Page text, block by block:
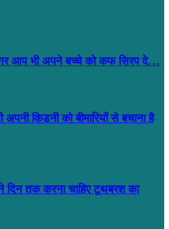
आप भी अपने बच्चे को कफ सिरप दे…
किडनी को बीमारियों से बचाना है
दिन तक करना चाहिए टूथब्रश का